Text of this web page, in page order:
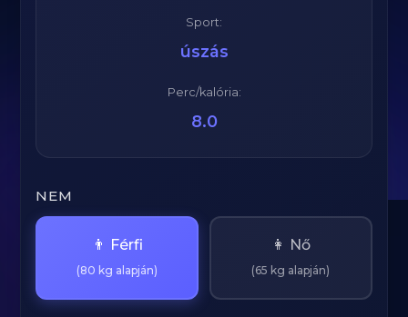
Sport:
úszás
Perc/kalória:
8.0
NEM
👨 Férfi
(80 kg alapján)
👩 Nő
(65 kg alapján)